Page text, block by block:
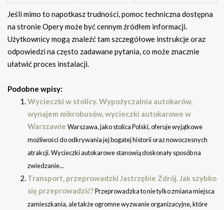
Jeśli mimo to napotkasz trudności, pomoc techniczna dostępna
na stronie Opery może być cennym źródłem informacji.
Użytkownicy mogą znaleźć tam szczegółowe instrukcje oraz
odpowiedzi na często zadawane pytania, co może znacznie
ułatwić proces instalacji.
Podobne wpisy:
Wycieczki w stolicy. Wypożyczalnia autokarów,
wynajem mikrobusów, wycieczki autokarowe w
Warszawie Warszawa, jako stolica Polski, oferuje wyjątkowe
możliwości do odkrywania jej bogatej historii oraz nowoczesnych
atrakcji. Wycieczki autokarowe stanowią doskonały sposób na
zwiedzanie...
Transport, przeprowadzki Jastrzębie Zdrój. Jak szybko
się przeprowadzić?Przeprowadzka to nie tylko zmiana miejsca
zamieszkania, ale także ogromne wyzwanie organizacyjne, które